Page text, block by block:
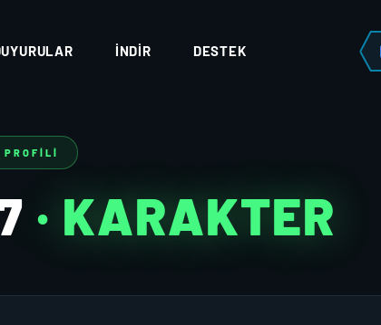
İNDIR DESTEK
PROFILI
· KARAKTER